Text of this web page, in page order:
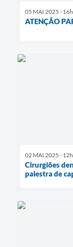
05 MAI 2025 -
ATENÇÃO
02 MAI 2025 -
Cirurgiões
palestra de